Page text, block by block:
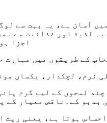
آسان ہے، یہ بہت سے
لذیذ اور غذائیت سے
اجزا
کے طریقوں میں
نرم، لچکدار، یکساں
لمحوں کے لیے گرم
بدبو کے۔ناقص معیار کے
ہوتا ہے، یعنی ریت